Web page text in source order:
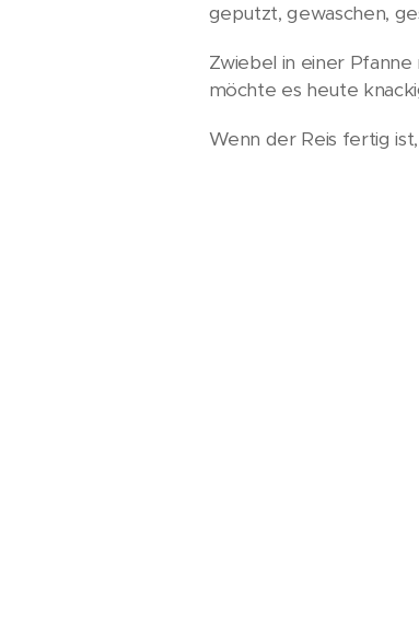
geputzt, gewaschen,
Zwiebel in einer
möchte es heute
Wenn der Reis fertig